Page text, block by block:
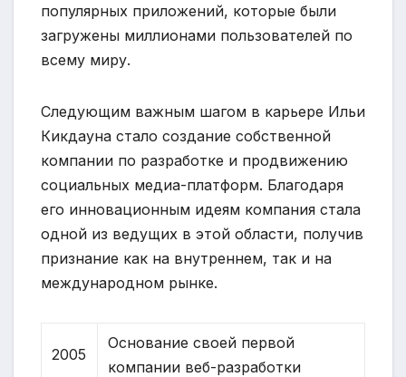
популярных приложений, которые были
загружены миллионами пользователей по
всему миру.
Следующим важным шагом в карьере Ильи
Кикдауна стало создание собственной
компании по разработке и продвижению
социальных медиа-платформ. Благодаря
его инновационным идеям компания стала
одной из ведущих в этой области, получив
признание как на внутреннем, так и на
международном рынке.
2005
Основание своей первой
компании веб-разработки